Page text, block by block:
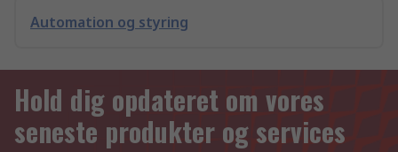
Automation og styring
Hold dig opdateret om vores
seneste produkter og services